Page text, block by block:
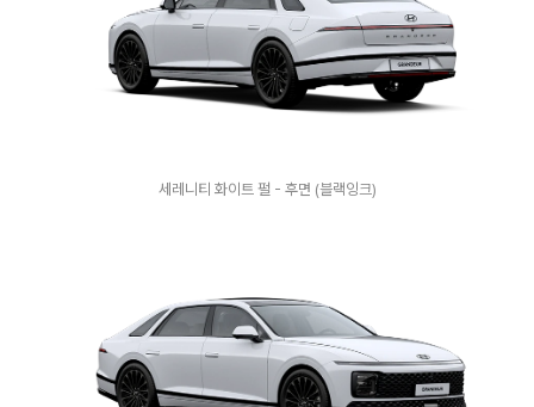
세레니티 화이트 펄 - 후면 (블랙잉크)